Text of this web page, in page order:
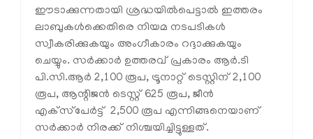
ഈടാക്കുന്നതായി ശ്രദ്ധയില്‍പെട്ടാല്‍ ഇത്തരം
ലാബുകള്‍ക്കെതിരെ നിയമ നടപടികള്‍
സ്വീകരിക്കുകയും അംഗീകാരം റദ്ദാക്കുകയും
ചെയ്യും. സര്‍ക്കാര്‍ ഉത്തരവ് പ്രകാരം ആര്‍.ടി
പി.സി.ആര്‍ 2,100 രൂപ, ട്രൂനാറ്റ് ടെസ്റ്റിന് 2,100
രൂപ, ആന്റിജന്‍ ടെസ്റ്റ് 625 രൂപ, ജീന്‍
എക്‌സ്‌പേര്‍ട്ട് 2,500 രൂപ എന്നിങ്ങനെയാണ്
സര്‍ക്കാര്‍ നിരക്ക് നിശ്ചയിച്ചിട്ടുള്ളത്.